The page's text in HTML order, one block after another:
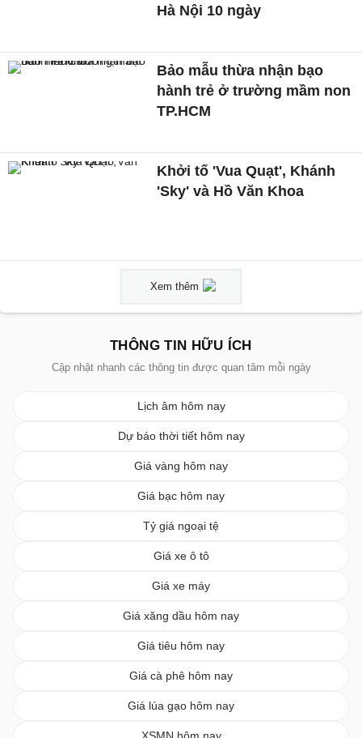
Hà Nội 10 ngày
Bảo mẫu thừa nhận bạo
hành trẻ ở trường mầm non
TP.HCM
Khởi tố 'Vua Quạt', Khánh
'Sky' và Hồ Văn Khoa
Xem thêm
THÔNG TIN HỮU ÍCH
Cập nhật nhanh các thông tin được quan tâm mỗi ngày
Lịch âm hôm nay
Dự báo thời tiết hôm nay
Giá vàng hôm nay
Giá bạc hôm nay
Tỷ giá ngoại tệ
Giá xe ô tô
Giá xe máy
Giá xăng dầu hôm nay
Giá tiêu hôm nay
Giá cà phê hôm nay
Giá lúa gạo hôm nay